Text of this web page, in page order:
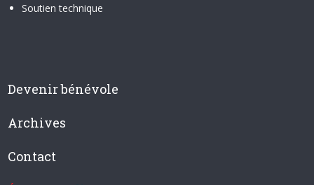
Soutien technique
Devenir bénévole
Archives
Contact